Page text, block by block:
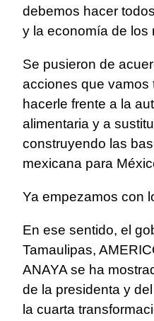
debemos hacer
y la economía de los
Se pusieron de
acciones que vamos
hacerle frente a la
alimentaria y a
construyendo las
mexicana para
Ya empezamos con
En ese sentido, el
Tamaulipas,
ANAYA se ha
de la presidenta y
la cuarta